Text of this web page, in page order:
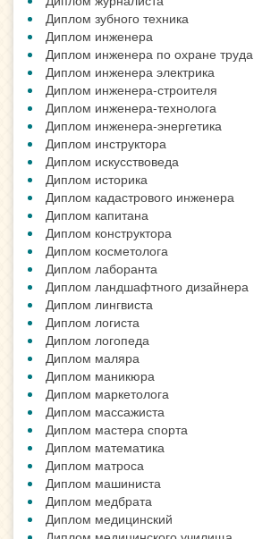
Диплом зубного техника
Диплом инженера
Диплом инженера по охране труда
Диплом инженера электрика
Диплом инженера-строителя
Диплом инженера-технолога
Диплом инженера-энергетика
Диплом инструктора
Диплом искусствоведа
Диплом историка
Диплом кадастрового инженера
Диплом капитана
Диплом конструктора
Диплом косметолога
Диплом лаборанта
Диплом ландшафтного дизайнера
Диплом лингвиста
Диплом логиста
Диплом логопеда
Диплом маляра
Диплом маникюра
Диплом маркетолога
Диплом массажиста
Диплом мастера спорта
Диплом математика
Диплом матроса
Диплом машиниста
Диплом медбрата
Диплом медицинский